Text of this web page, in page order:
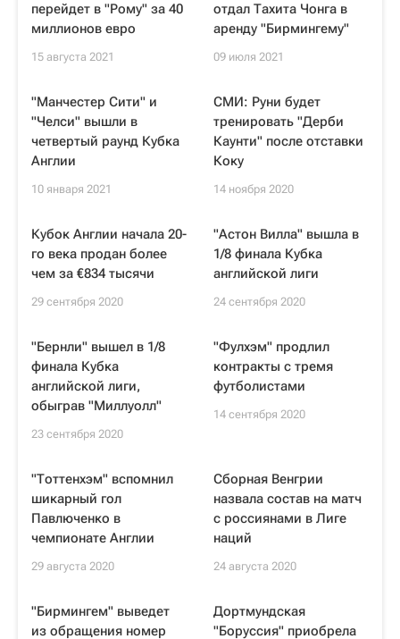
перейдет в "Рому" за 40
миллионов евро
15 августа 2021
отдал Тахита Чонга в
аренду "Бирмингему"
09 июля 2021
"Манчестер Сити" и
"Челси" вышли в
четвертый раунд Кубка
Англии
10 января 2021
СМИ: Руни будет
тренировать "Дерби
Каунти" после отставки
Коку
14 ноября 2020
Кубок Англии начала 20-
го века продан более
чем за €834 тысячи
29 сентября 2020
"Астон Вилла" вышла в
1/8 финала Кубка
английской лиги
24 сентября 2020
"Бернли" вышел в 1/8
финала Кубка
английской лиги,
обыграв "Миллуолл"
23 сентября 2020
"Фулхэм" продлил
контракты с тремя
футболистами
14 сентября 2020
"Тоттенхэм" вспомнил
шикарный гол
Павлюченко в
чемпионате Англии
29 августа 2020
Сборная Венгрии
назвала состав на матч
с россиянами в Лиге
наций
24 августа 2020
"Бирмингем" выведет
из обращения номер
Дортмундская
"Боруссия" приобрела